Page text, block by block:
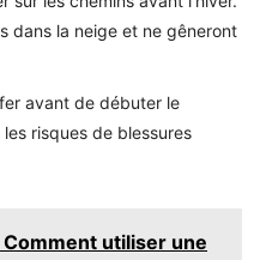
dans la neige et ne gêneront
avant de débuter le
risques de blessures
utiliser une